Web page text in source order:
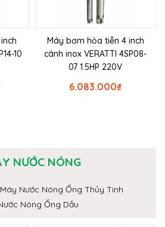
10
Máy bơm hỏa tiễn 4 inch
cánh inox VERATTI 4SP08-
07 1.5HP 220V
₫
6.083.000
NƯỚC NÓNG
Máy Nước Nóng Ống Thủy Tinh
Nóng Ống Dầu